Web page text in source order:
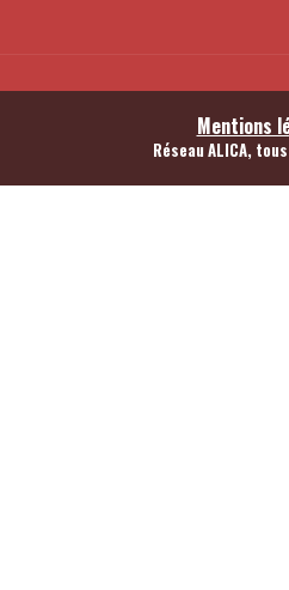
Mentions
Réseau ALICA,